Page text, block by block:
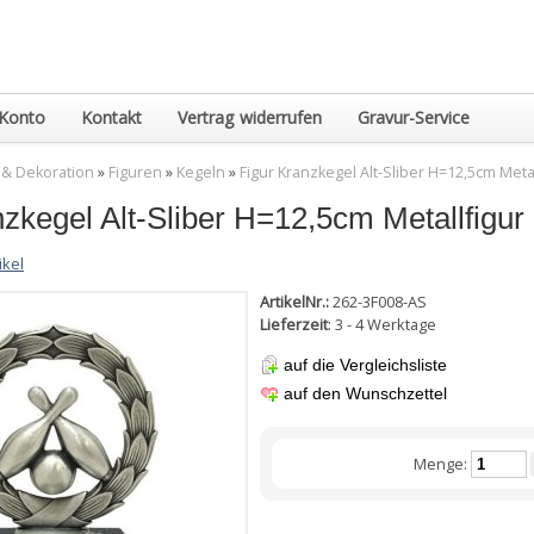
Kontakt Vertrag widerrufen Gravur-Service
Dekoration » Figuren » Kegeln » Figur Kranzkegel Alt-Sliber H=12,5cm
Alt-Sliber H=12,5cm Metallfigur
ArtikelNr.:262-3F008-AS
Lieferzeit: 3 - 4 Werktage
auf die Vergleichsliste
auf den Wunschzettel
Menge: